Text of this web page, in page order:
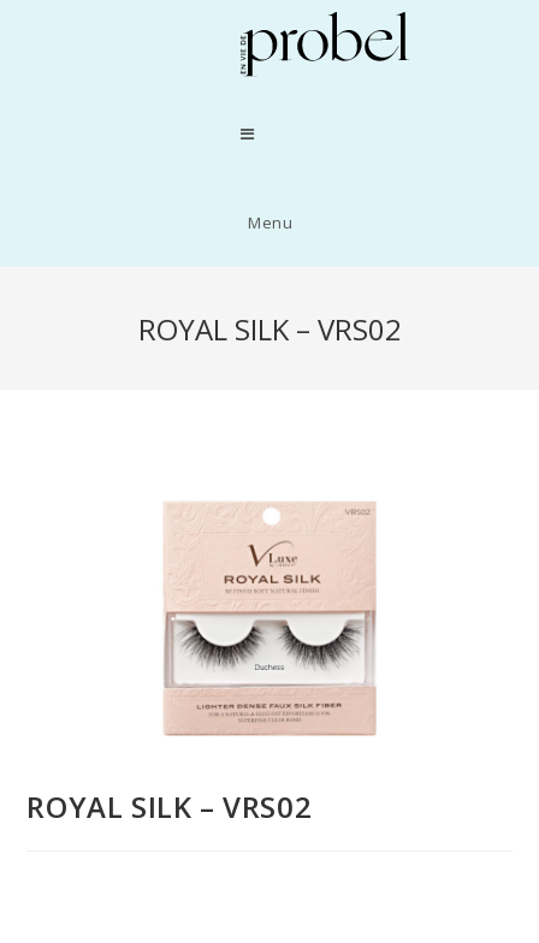
Menu
ROYAL SILK – VRS02
ROYAL SILK – VRS02